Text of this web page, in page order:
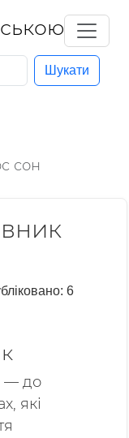
Шукати
сон
6
— до
які